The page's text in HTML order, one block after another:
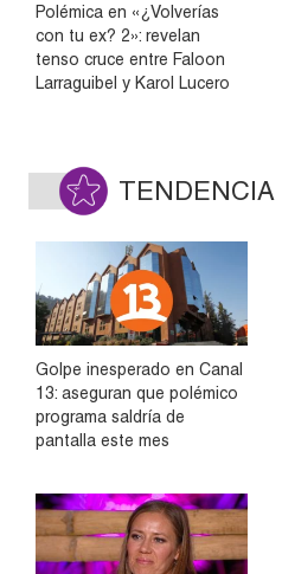
Polémica en «¿Volverías
con tu ex? 2»: revelan
tenso cruce entre Faloon
Larraguibel y Karol Lucero
TENDENCIA
Golpe inesperado en Canal
13: aseguran que polémico
programa saldría de
pantalla este mes